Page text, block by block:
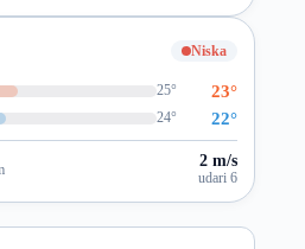
Niska
25° 23°
24° 22°
2 m/s
udari 6